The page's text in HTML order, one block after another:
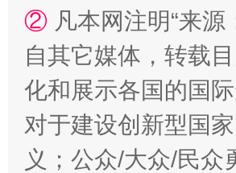
扯下公款旅游的“隐身衣”
② 凡本网注明“来
自其它媒体，转载
化和展示各国的国
对于建设创新型国
义；公众/大众/民